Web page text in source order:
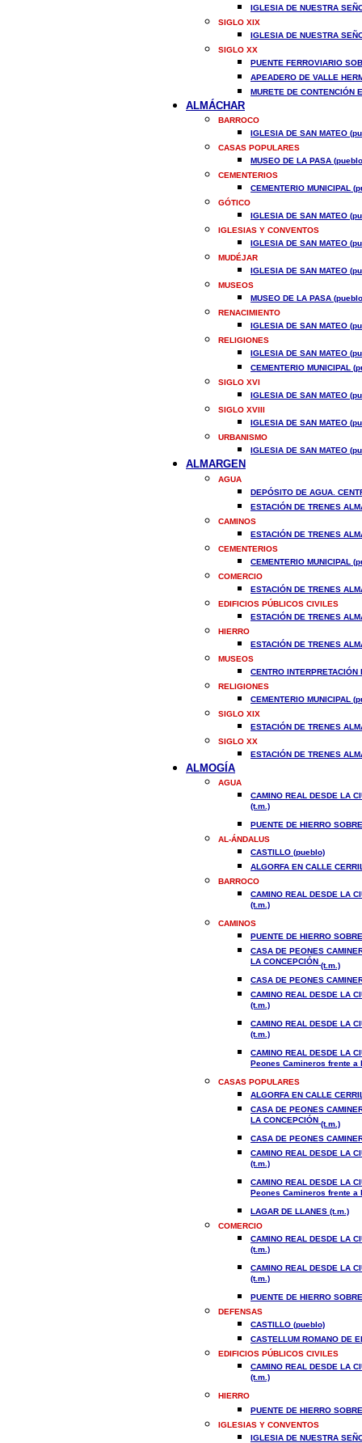
IGLESIA DE NUESTRA
SIGLO XIX
IGLESIA DE NUESTRA
SIGLO XX
PUENTE FERROVIARIO
APEADERO DE VALLE
MURETE DE CONTENCIÓN
ALMÁCHAR
BARROCO
IGLESIA DE SAN MATEO
CASAS POPULARES
MUSEO DE LA PASA
CEMENTERIOS
CEMENTERIO MUNICIPAL
GÓTICO
IGLESIA DE SAN MATEO
IGLESIAS Y CONVENTOS
IGLESIA DE SAN MATEO
MUDÉJAR
IGLESIA DE SAN MATEO
MUSEOS
MUSEO DE LA PASA
RENACIMIENTO
IGLESIA DE SAN MATEO
RELIGIONES
IGLESIA DE SAN MATEO
CEMENTERIO MUNICIPAL
SIGLO XVI
IGLESIA DE SAN MATEO
SIGLO XVIII
IGLESIA DE SAN MATEO
URBANISMO
IGLESIA DE SAN MATEO
ALMARGEN
AGUA
DEPÓSITO DE AGUA.
ESTACIÓN DE TRENES
CAMINOS
ESTACIÓN DE TRENES
CEMENTERIOS
CEMENTERIO MUNICIPAL
COMERCIO
ESTACIÓN DE TRENES
EDIFICIOS PÚBLICOS CIVILES
ESTACIÓN DE TRENES
HIERRO
ESTACIÓN DE TRENES
MUSEOS
CENTRO
RELIGIONES
CEMENTERIO MUNICIPAL
SIGLO XIX
ESTACIÓN DE TRENES
SIGLO XX
ESTACIÓN DE TRENES
ALMOGÍA
AGUA
CAMINO REAL DESDE LA
(t.m.)
PUENTE DE HIERRO
AL-ÁNDALUS
CASTILLO (pueblo)
ALGORFA EN CALLE
BARROCO
CAMINO REAL DESDE LA
(t.m.)
CAMINOS
PUENTE DE HIERRO
CASA DE PEONES
LA CONCEPCIÓN(t.m.)
CASA DE PEONES
CAMINO REAL DESDE LA
(t.m.)
CAMINO REAL DESDE LA
(t.m.)
CAMINO REAL DESDE LA
Peones Camineros frente a
CASAS POPULARES
ALGORFA EN CALLE
CASA DE PEONES
LA CONCEPCIÓN(t.m.)
CASA DE PEONES
CAMINO REAL DESDE LA
(t.m.)
CAMINO REAL DESDE LA
Peones Camineros frente a
LAGAR DE LLANES (t.m.)
COMERCIO
CAMINO REAL DESDE LA
(t.m.)
CAMINO REAL DESDE LA
(t.m.)
PUENTE DE HIERRO
DEFENSAS
CASTILLO (pueblo)
CASTELLUM ROMANO DE
EDIFICIOS PÚBLICOS CIVILES
CAMINO REAL DESDE LA
(t.m.)
HIERRO
PUENTE DE HIERRO
IGLESIAS Y CONVENTOS
IGLESIA DE NUESTRA